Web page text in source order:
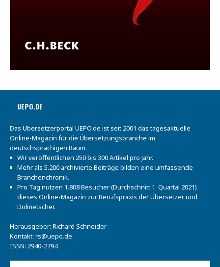
UEPO.DE
Das Übersetzerportal UEPO.de ist seit 2001 das tagesaktuelle
Online-Magazin für die Übersetzungsbranche im
deutschsprachigen Raum.
Wir veröffentlichen 250 bis 300 Artikel pro Jahr.
Mehr als 5.200 archivierte Beiträge bilden eine umfassende
Branchenchronik.
Pro Tag nutzen 1.808 Besucher (Durchschnitt 1. Quartal 2021)
dieses Online-Magazin zur Berufspraxis der Übersetzer und
Dolmetscher.
Herausgeber: Richard Schneider
Kontakt: rs@uepo.de
ISSN: 2940-2794